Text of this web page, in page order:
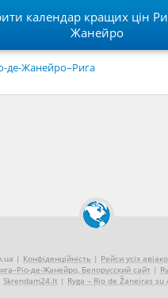
календар кращих цін
Жанейро
де-Жанейро–Рига
| Конфіденційність | Рейси усіх
де-Жанейро, Белорусский сайт|
Skrendam24.lt | Ryga – Rio de Žaneiras su